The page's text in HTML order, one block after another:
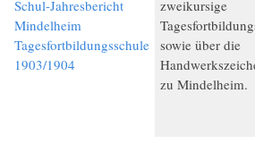
Schul-Jahresbericht
Mindelheim
Tagesfortbildungsschule
1903/1904
zweikursige
sowie über die
zu Mindelheim.